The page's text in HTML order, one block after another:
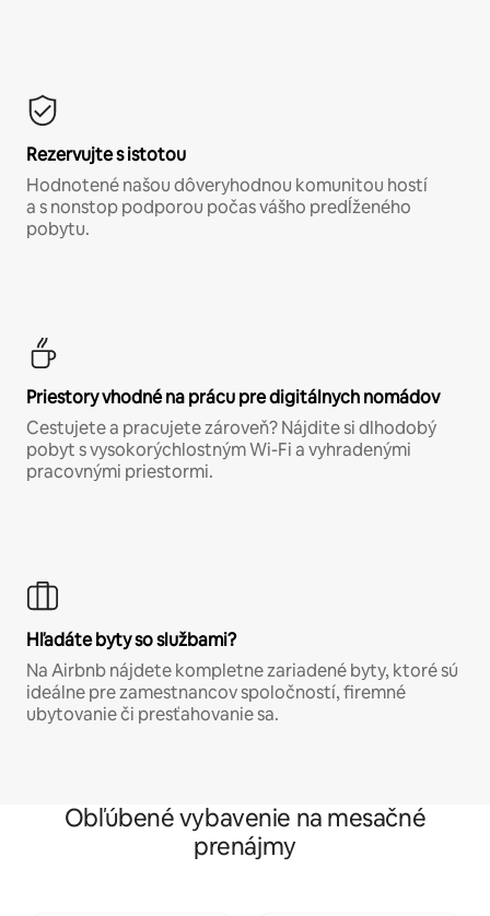
Rezervujte s istotou
Hodnotené našou dôveryhodnou komunitou hostí
a s nonstop podporou počas vášho predĺženého
pobytu.
Priestory vhodné na prácu pre digitálnych nomádov
Cestujete a pracujete zároveň? Nájdite si dlhodobý
pobyt s vysokorýchlostným Wi-Fi a vyhradenými
pracovnými priestormi.
Hľadáte byty so službami?
Na Airbnb nájdete kompletne zariadené byty, ktoré sú
ideálne pre zamestnancov spoločností, firemné
ubytovanie či presťahovanie sa.
Obľúbené vybavenie na mesačné
prenájmy